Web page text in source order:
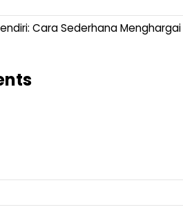
Cara Sederhana Menghargai